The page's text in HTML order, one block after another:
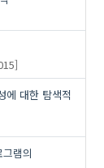
에 대한 탐색적
램의